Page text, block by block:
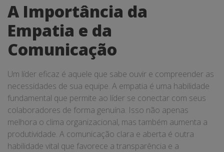
A Importância da
Empatia e da
Comunicação
Um líder eficaz é aquele que sabe ouvir e compreender as
necessidades de sua equipe. A empatia é uma habilidade
fundamental que permite ao líder se conectar com seus
colaboradores de forma genuína. Isso não apenas
melhora o clima organizacional, mas também aumenta a
produtividade. A comunicação clara e aberta é outra
habilidade vital que favorece a transparência e a